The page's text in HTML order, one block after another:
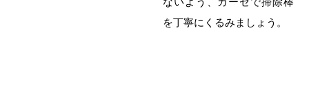
を丁寧にくるみましょう。